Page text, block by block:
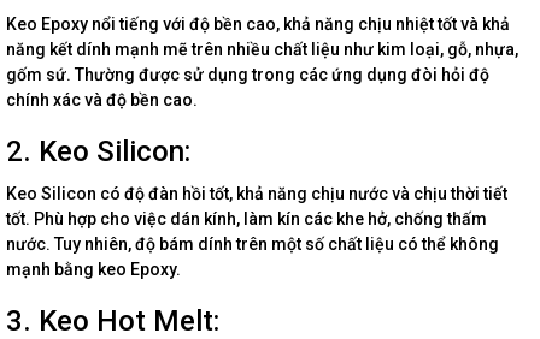
Keo Epoxy nổi tiếng với độ bền cao, khả năng chịu nhiệt tốt và khả
năng kết dính mạnh mẽ trên nhiều chất liệu như kim loại, gỗ, nhựa,
gốm sứ. Thường được sử dụng trong các ứng dụng đòi hỏi độ
chính xác và độ bền cao.
2. Keo Silicon:
Keo Silicon có độ đàn hồi tốt, khả năng chịu nước và chịu thời tiết
tốt. Phù hợp cho việc dán kính, làm kín các khe hở, chống thấm
nước. Tuy nhiên, độ bám dính trên một số chất liệu có thể không
mạnh bằng keo Epoxy.
3. Keo Hot Melt: